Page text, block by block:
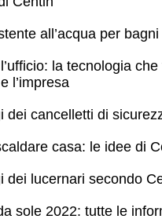
all’acqua per
la tecnologia
l’impresa
dei cancelletti di
casa: le idee di
dei lucernari secondo
sole 2022: tutte le